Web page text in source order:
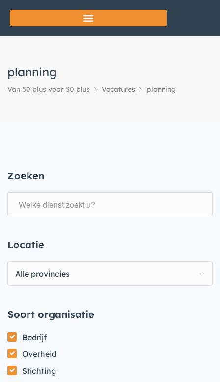
planning
Van 50 plus voor 50 plus Vacatures planning
Zoeken
Locatie
Alle provincies
Soort organisatie
Bedrijf
Overheid
Stichting